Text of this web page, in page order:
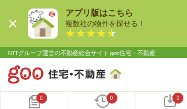
アプリ版はこちら
複数社の物件を探せる！
NTTグループ運営の不動産総合サイト goo住宅・不動産
0 0 0